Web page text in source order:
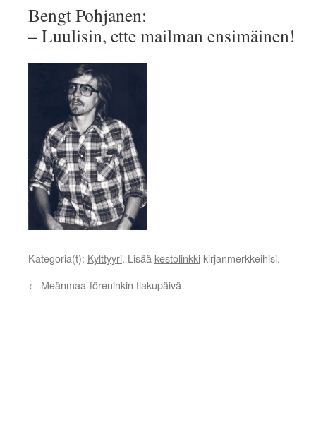
Bengt Pohjanen:
– Luulisin, ette mailman ensimäinen!
Kategoria(t): Kylttyyri. Lisää kestolinkki kirjanmerkkeihisi.
← Meänmaa-föreninkin flakupäivä